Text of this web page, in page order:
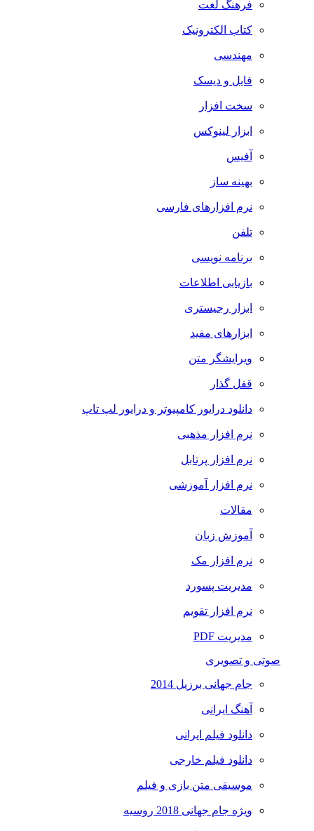
فرهنگ لغت
کتاب الکترونیک
مهندسی
فایل و دیسک
سخت افزار
ابزار لینوکس
آفیس
بهینه ساز
نرم افزارهای فارسی
تلفن
برنامه نویسی
بازیابی اطلاعات
ابزار رجیستری
ابزارهای مفید
ویرایشگر متن
قفل گذار
دانلود درایور کامپیوتر و درایور لپ تاپ
نرم افزار مذهبی
نرم افزار پرتابل
نرم افزار آموزشی
مقالات
آموزش زبان
نرم افزار مک
مدیریت پسورد
نرم افزار تقویم
مدیریت PDF
صوتی و تصویری
جام جهانی برزیل 2014
آهنگ ایرانی
دانلود فیلم ایرانی
دانلود فیلم خارجی
موسیقی متن بازی و فیلم
ویژه جام جهانی 2018 روسیه